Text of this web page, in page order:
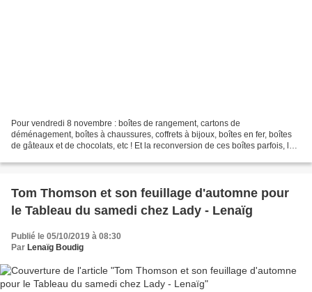
Pour vendredi 8 novembre : boîtes de rangement, cartons de
déménagement, boîtes à chaussures, coffrets à bijoux, boîtes en fer, boîtes
de gâteaux et de chocolats, etc ! Et la reconversion de ces boîtes parfois, la
Tom Thomson et son feuillage d'automne pour
le Tableau du samedi chez Lady - Lenaïg
Publié le 05/10/2019 à 08:30
Par Lenaïg Boudig